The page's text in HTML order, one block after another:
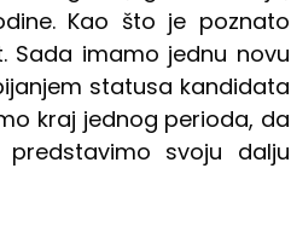
Kao što je poznato
Sada imamo jednu novu
statusa kandidata
kraj jednog perioda, da
svoju dalju